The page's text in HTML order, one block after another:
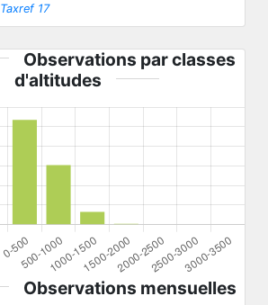
Taxref 17
Observations par classes
d'altitudes
Observations mensuelles